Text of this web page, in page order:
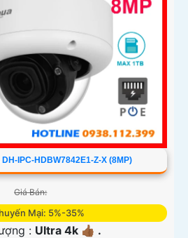
IPC-HDBW7842E1-Z-X (8MP)
Giá Bán:
Mại: 5%-35%
: Ultra 4k 👍🏾 .